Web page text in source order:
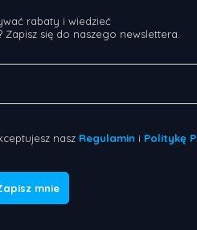
rabaty i wiedzieć
się do naszego newslettera.
nasz Regulamin i Politykę
mnie